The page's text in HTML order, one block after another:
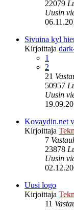
22079
Uusin
Sivuina kyl
Kirjoittaja
1
2
21
50957
Uusin
Kovaydin.net
Kirjoittaja
7
23878
Uusin
Uusi logo
Kirjoittaja
11